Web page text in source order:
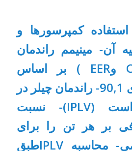
کمپرسورها و
آن- مینیمم راندمان
چیلر ها( COP وEER ) بر اساس
استاندارد اشری 90,1- راندمان چیلر در
میان باری است (IPLV)- نسبت
بر هر تن را برای
چیلرهای تراکمی- محاسبه IPLVطبق